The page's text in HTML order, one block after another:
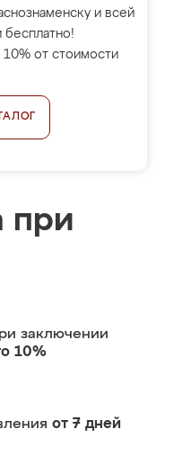
и всей
бесплатно!
от стоимости
при
заключении
10%
от 7 дней